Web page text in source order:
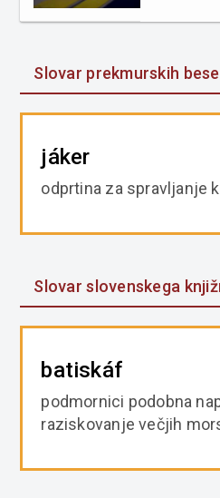
Slovar prekmurskih
jáker
odprtina za spravljanje
Slovar slovenskega
batiskáf
podmornici podobna
raziskovanje večjih